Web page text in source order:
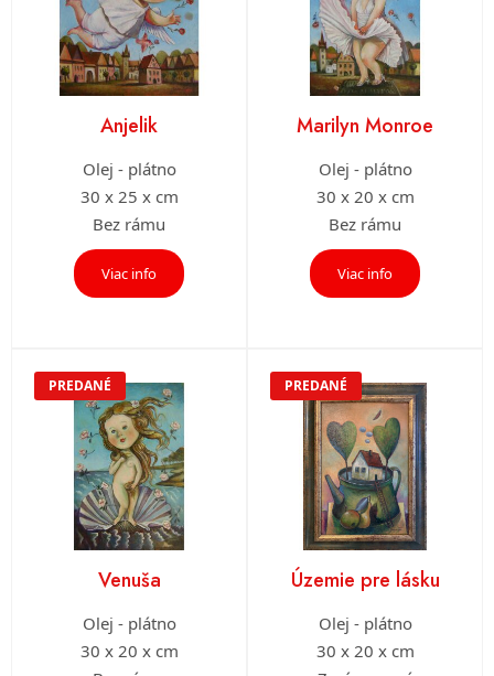
Anjelik
Olej - plátno
30 x 25 x cm
Bez rámu
Viac info
Marilyn Monroe
Olej - plátno
30 x 20 x cm
Bez rámu
Viac info
PREDANÉ
Venuša
Olej - plátno
30 x 20 x cm
PREDANÉ
Územie pre lásku
Olej - plátno
30 x 20 x cm